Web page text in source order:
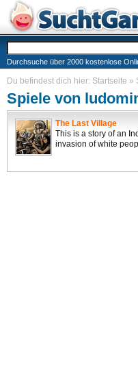
Durchsuche über 2000 kostenlose
Du befindest dich hier: Startseite »
Spiele von
The Last Village
This is a story of an
invasion of white